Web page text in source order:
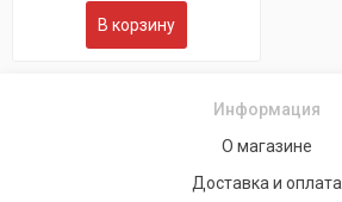
В корзину
Информация
О магазине
Доставка и оплата